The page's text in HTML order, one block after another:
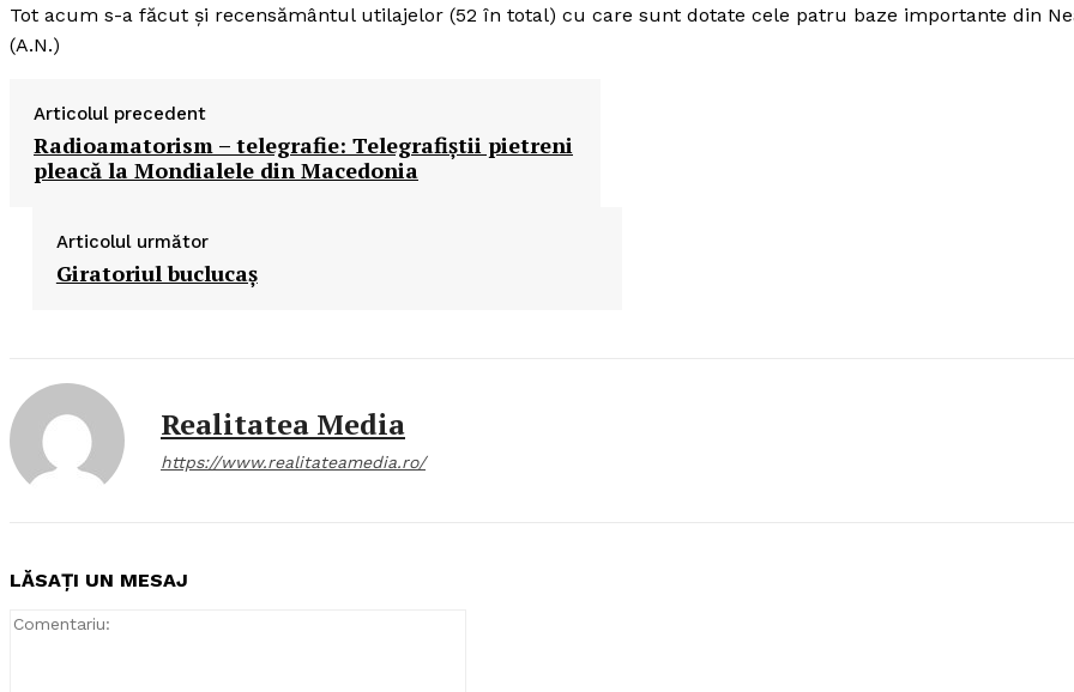
Tot acum s-a făcut şi recensământul utilajelor (52 în total) cu care sunt dotate cele patru baze importante din
(A.N.)
Articolul precedent
Radioamatorism – telegrafie: Telegrafiştii pietreni
pleacă la Mondialele din Macedonia
Articolul următor
Giratoriul buclucaş
Realitatea Media
https://www.realitateamedia.ro/
LĂSAȚI UN MESAJ